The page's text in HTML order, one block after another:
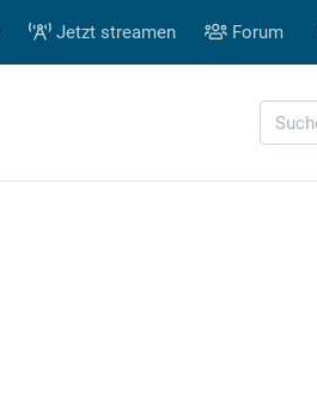
Jetzt streamen Forum